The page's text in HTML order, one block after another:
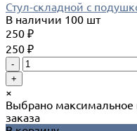
Стул-складной с
В наличии 100 шт
250 ₽
250 ₽
-
+
×
Выбрано максимальное
заказа